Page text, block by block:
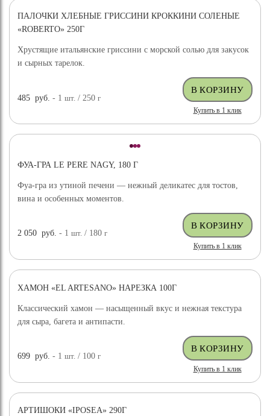
ПАЛОЧКИ ХЛЕБНЫЕ ГРИССИНИ КРОККИНИ СОЛЕНЫЕ
«ROBERTO» 250Г
Хрустящие итальянские гриссини с морской солью для закусок
и сырных тарелок.
485 руб. - 1шт. / 250г
Купить в 1 клик
ФУА-ГРА LE PERE NAGY, 180 Г
Фуа-гра из утиной печени — нежный деликатес для тостов,
вина и особенных моментов.
2 050 руб. - 1шт. / 180г
Купить в 1 клик
ХАМОН «EL ARTESANO» НАРЕЗКА 100Г
Классический хамон — насыщенный вкус и нежная текстура
для сыра, багета и антипасти.
699 руб. - 1шт. / 100г
Купить в 1 клик
АРТИШОКИ «IPOSEA» 290Г